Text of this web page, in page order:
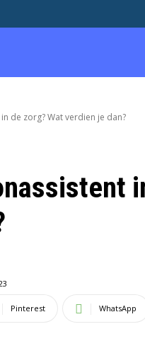
de zorg? Wat verdien je dan?
Pinterest WhatsApp